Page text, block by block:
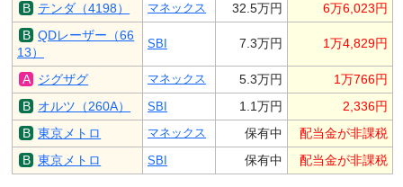
テンダ（4198）
マネックス 32.5万円
6万6,023円
QDレーザー（66
13）
SBI 7.3万円 1万4,829円
ジグザグ マネックス 5.3万円
1万766円
オルツ（260A）
SBI 1.1万円
2,336円
東京メトロ
マネックス 保有中
配当金が非課税
東京メトロ
SBI 保有中 配当金が非課税